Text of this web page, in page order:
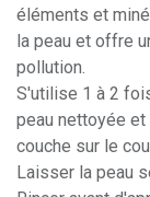
éléments et
la peau et offre
pollution.
S'utilise 1 à 2
peau nettoyée et
couche sur le
Laisser la peau